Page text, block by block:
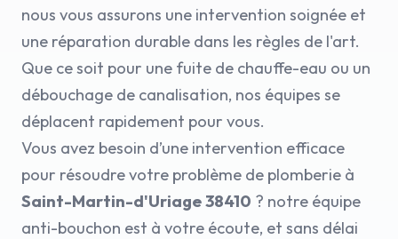
nous vous assurons une intervention soignée et
une réparation durable dans les règles de l'art.
Que ce soit pour une fuite de chauffe-eau ou un
débouchage de canalisation, nos équipes se
déplacent rapidement pour vous.
Vous avez besoin d’une intervention efficace
pour résoudre votre problème de plomberie à
Saint-Martin-d'Uriage 38410 ? notre équipe
anti-bouchon est à votre écoute, et sans délai